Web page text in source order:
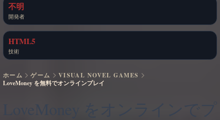
不明
開発者
HTML5
技術
ホーム ゲーム
VISUAL NOVEL GAMES
LoveMoney を無料でオンラインプレイ